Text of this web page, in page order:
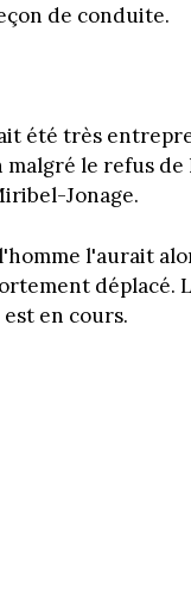
de conduite.
été très
le refus de
Jonage.
l'aurait
déplacé.
en cours.